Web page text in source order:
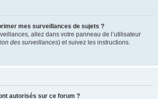
mes surveillances de sujets ?
allez dans votre panneau de l’utilisateur
des surveillances) et suivez les instructions.
autorisés sur ce forum ?